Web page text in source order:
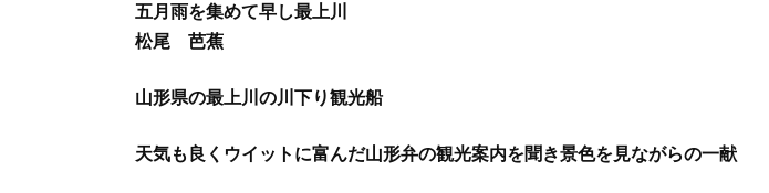
口
店
五月雨を集めて早し最上川
松尾 芭蕉
山形県の最上川の川下り観光船
天気も良くウイットに富んだ山形弁の観光案内を聞き景色を見ながらの一献